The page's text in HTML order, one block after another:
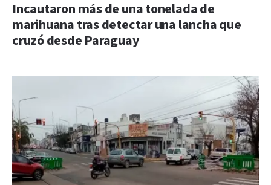
Incautaron más de una tonelada de
marihuana tras detectar una lancha que
cruzó desde Paraguay